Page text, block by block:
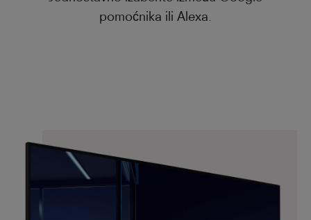
pomoćnika ili Alexa.